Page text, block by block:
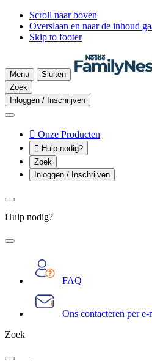
Scroll naar boven
Overslaan en naar de inhoud
Skip to footer
Menu
Sluiten
Zoek
Inloggen / Inschrijven
 Onze Producten
 Hulp nodig?
Zoek
Inloggen / Inschrijven
Hulp nodig?
FAQ
Ons contacteren per e-
Zoek